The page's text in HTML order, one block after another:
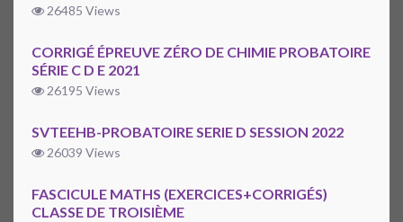
26485 Views
CORRIGÉ ÉPREUVE ZÉRO DE CHIMIE PROBATOIRE
SÉRIE C D E 2021
26195 Views
SVTEEHB-PROBATOIRE SERIE D SESSION 2022
26039 Views
FASCICULE MATHS (EXERCICES+CORRIGÉS)
CLASSE DE TROISIÈME